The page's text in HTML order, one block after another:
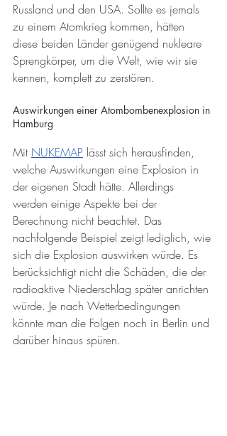
Russland und den USA. Sollte es jemals
zu einem Atomkrieg kommen, hätten
diese beiden Länder genügend nukleare
Sprengkörper, um die Welt, wie wir sie
kennen, komplett zu zerstören.
Auswirkungen einer Atombombenexplosion in
Hamburg
Mit NUKEMAP lässt sich herausfinden,
welche Auswirkungen eine Explosion in
der eigenen Stadt hätte. Allerdings
werden einige Aspekte bei der
Berechnung nicht beachtet. Das
nachfolgende Beispiel zeigt lediglich, wie
sich die Explosion auswirken würde. Es
berücksichtigt nicht die Schäden, die der
radioaktive Niederschlag später anrichten
würde. Je nach Wetterbedingungen
könnte man die Folgen noch in Berlin und
darüber hinaus spüren.